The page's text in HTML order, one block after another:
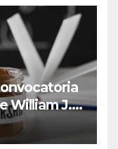
William J.
del